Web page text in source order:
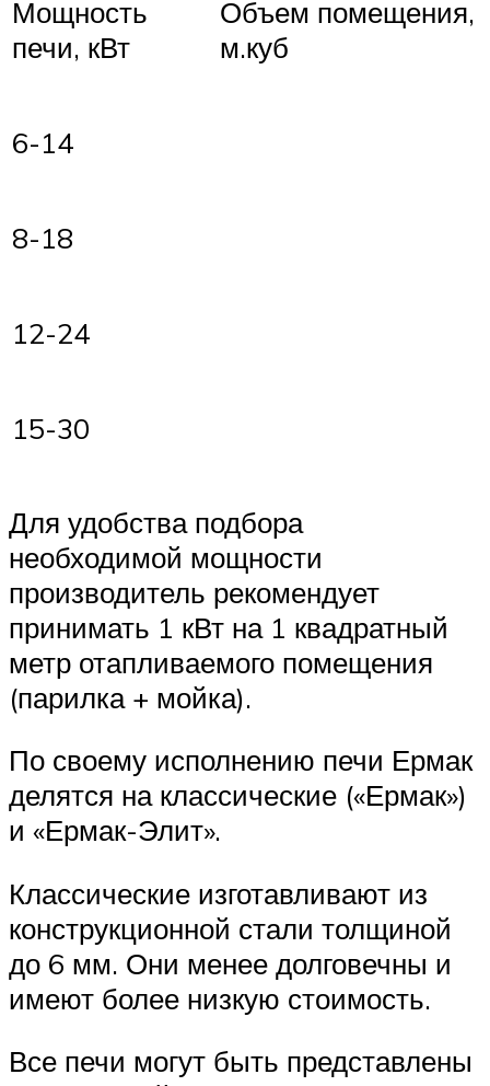
Мощность
печи, кВт
Объем помещения,
м.куб
6-14
8-18
12-24
15-30
Для удобства подбора
необходимой мощности
производитель рекомендует
принимать 1 кВт на 1 квадратный
метр отапливаемого помещения
(парилка + мойка).
По своему исполнению печи Ермак
делятся на классические («Ермак»)
и «Ермак-Элит».
Классические изготавливают из
конструкционной стали толщиной
до 6 мм. Они менее долговечны и
имеют более низкую стоимость.
Все печи могут быть представлены